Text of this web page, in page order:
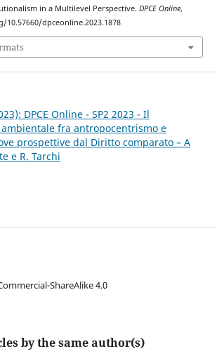
in a Multilevel Perspective. DPCE Online,
dpceonline.2023.1878
DPCE Online - SP2 2023 - Il
fra antropocentrismo e
prospettive dal Diritto comparato – A
e R. Tarchi
ShareAlike 4.0
by the same author(s)